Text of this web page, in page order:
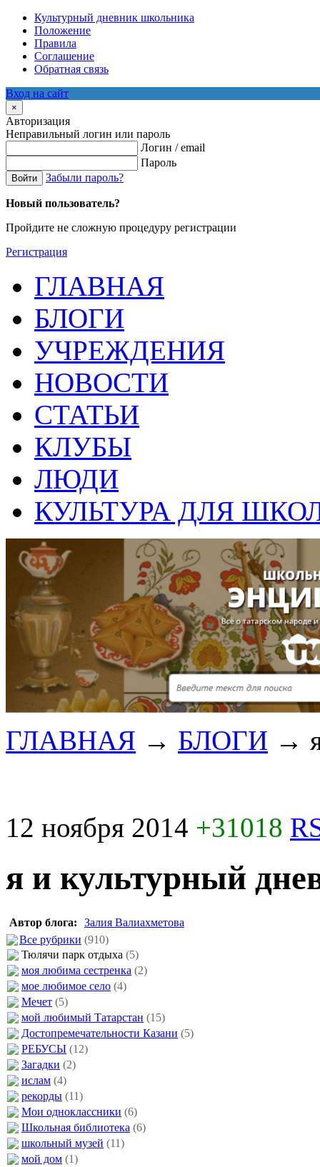
Культурный дневник школьника
Положение
Правила
Соглашение
Обратная связь
Вход на сайт
×
Авторизация
Неправильный логин или пароль
Логин / email
Пароль
Войти Забыли пароль?
Новый пользователь?
Пройдите не сложную процедуру регистрации
Регистрация
ГЛАВНАЯ
БЛОГИ
УЧРЕЖДЕНИЯ
НОВОСТИ
СТАТЬИ
КЛУБЫ
ЛЮДИ
КУЛЬТУРА ДЛЯ
ГЛАВНАЯ → БЛОГИ →
12 ноября 2014 +31018
я и культурный
Автор блога:
Залия Валиахметова
Все рубрики (910)
Тюлячи парк отдыха (5)
моя любима сестренка (2)
мое любимое село (4)
Мечет (5)
мой любимый Татарстан (15)
Достопремечательности Казани (5)
РЕБУСЫ (12)
Загадки (2)
ислам (4)
рекорды (11)
Мои одноклассники (6)
Школьная библиотека (6)
школьный музей (11)
мой дом (1)